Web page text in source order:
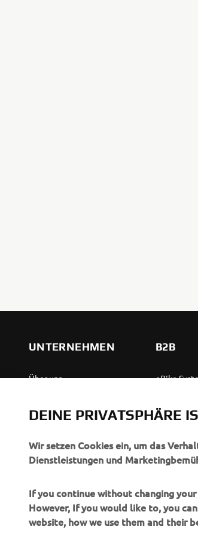
UNTERNEHMEN
Über uns
Veranstaltungen
Press
Broschüren
Händler werden
Menschenrechtsrichtlinie
B2B
eBike
Leichte
Ersthelfer
Robotics
DEINE PRIVATSPHÄRE
Wir setzen Cookies ein, um das
Dienstleistungen und
If you continue without changing
However, If you would like to, you
website, how we use them and their